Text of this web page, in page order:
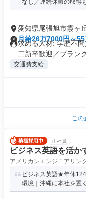
なし／連続休暇の取得
愛知県尾張旭市霞ヶ
月給26万7000円～55
求める人材: 学歴不
二新卒歓迎／ブラン
交通費支給
この
正社員
ビジネス英語を活か
アメリカンエンジニアリン
ビジネス英語★年休
環境｜沖縄に本社を置